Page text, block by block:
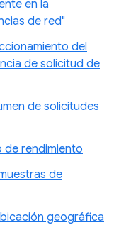
en la
de red"
del
de solicitud de
de solicitudes
de rendimiento
de
geográfica